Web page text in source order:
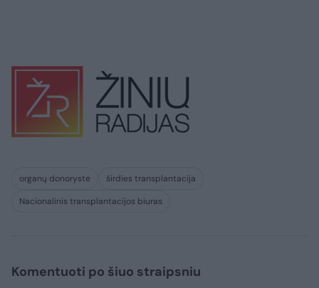
organų donorystė
širdies transplantacija
Nacionalinis transplantacijos biuras
Komentuoti po šiuo straipsniu